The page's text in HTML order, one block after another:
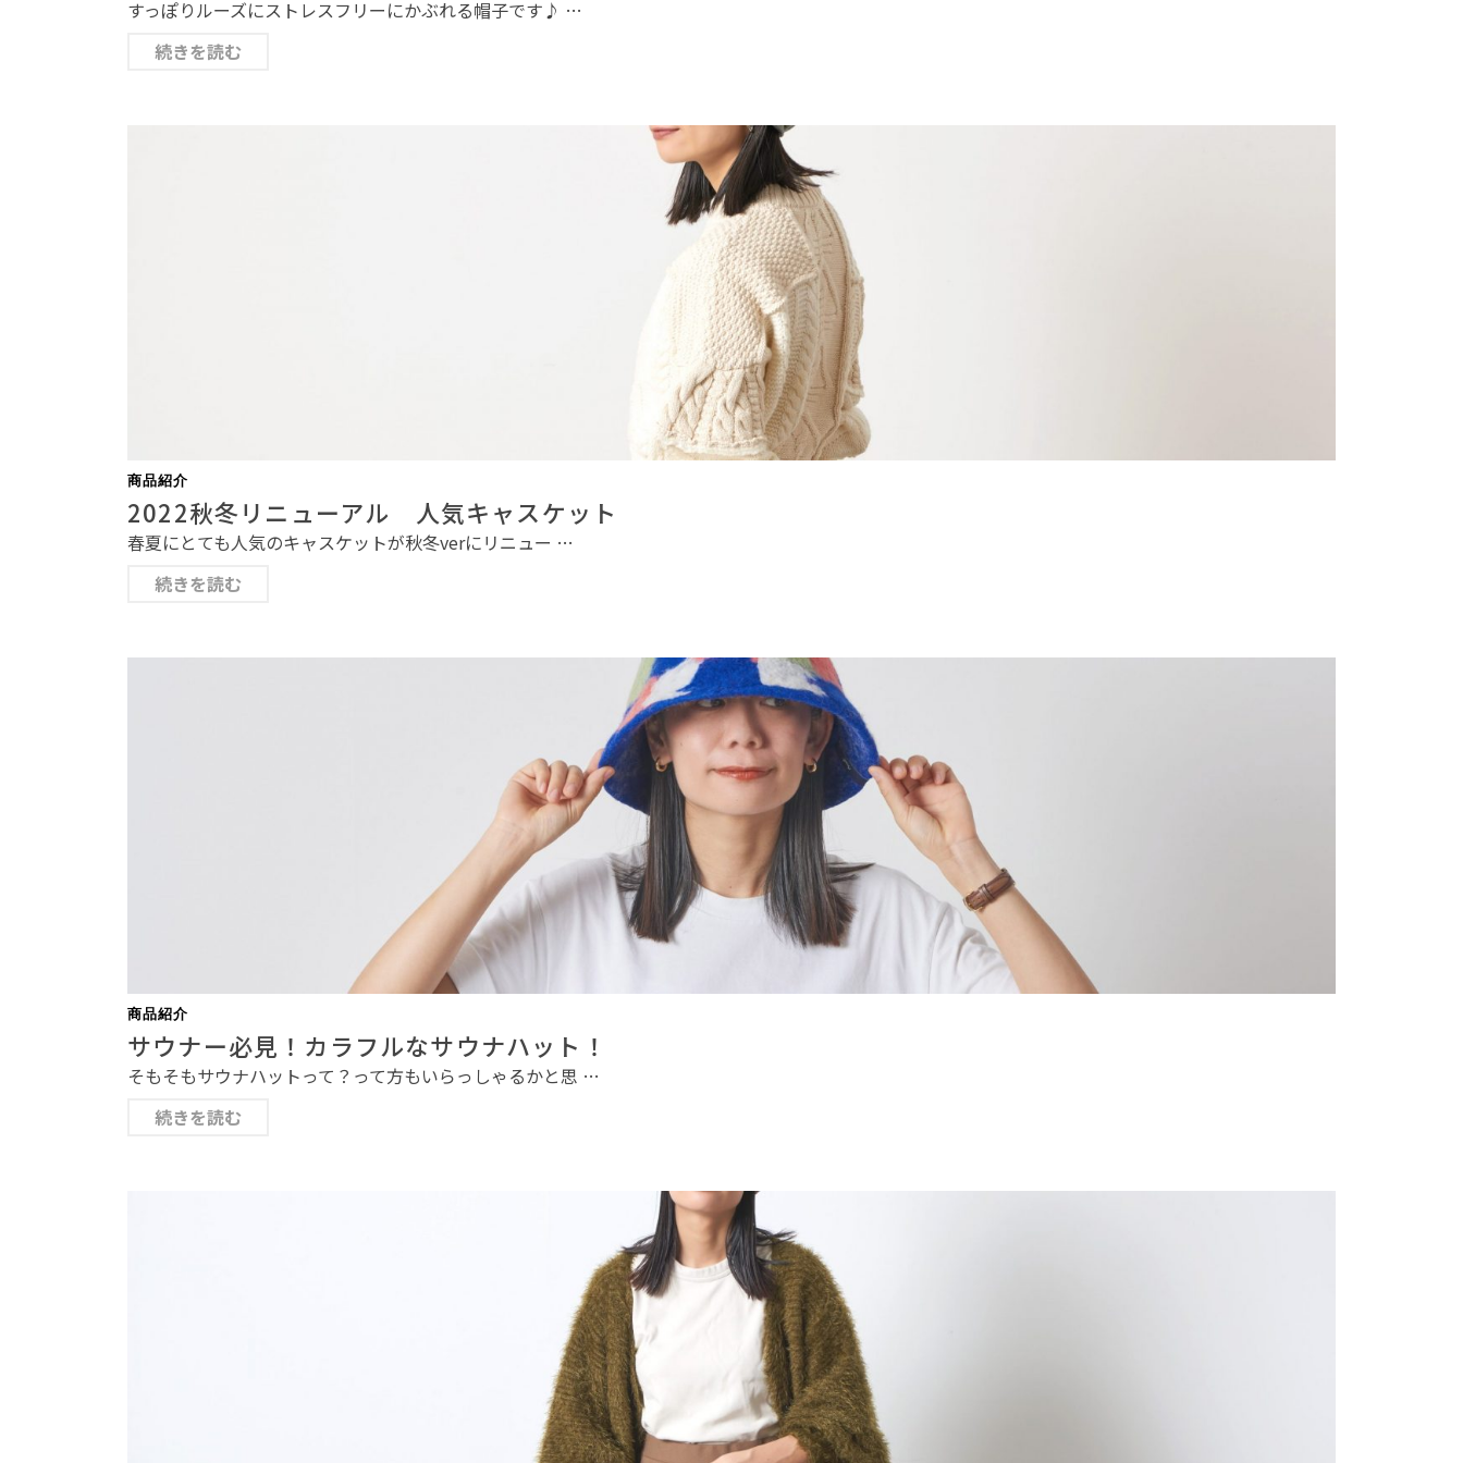
すっぽりルーズにストレスフリーにかぶれる帽子です♪ …
続きを読む
商品紹介
2022秋冬リニューアル 人気キャスケット
春夏にとても人気のキャスケットが秋冬verにリニュー …
続きを読む
商品紹介
サウナー必見！カラフルなサウナハット！
そもそもサウナハットって？って方もいらっしゃるかと思 …
続きを読む